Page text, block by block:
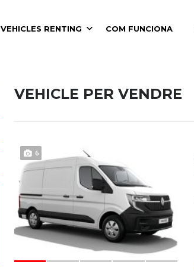
VEHICLES RENTING COM FUNCIONA
VEHICLE PER VENDRE
6